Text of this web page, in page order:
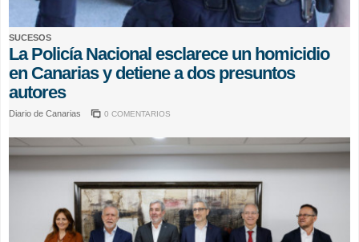
SUCESOS
La Policía Nacional esclarece un homicidio
en Canarias y detiene a dos presuntos
autores
Diario de Canarias 0 COMENTARIOS